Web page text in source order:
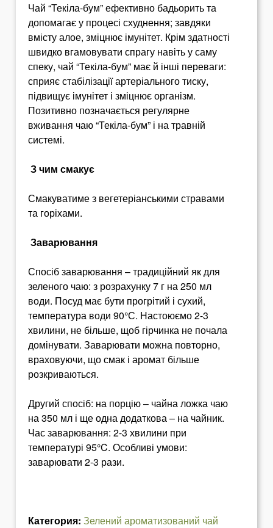
Чай “Текіла-бум” ефективно бадьорить та
допомагає у процесі схуднення; завдяки
вмісту алое, зміцнює імунітет. Крім здатності
швидко вгамовувати спрагу навіть у саму
спеку, чай “Текіла-бум” має й інші переваги:
сприяє стабілізації артеріального тиску,
підвищує імунітет і зміцнює організм.
Позитивно позначається регулярне
вживання чаю “Текіла-бум” і на травній
системі.
З чим смакує
Смакуватиме з вегетеріанськими стравами
та горіхами.
Заварювання
Спосіб заварювання – традиційний як для
зеленого чаю: з розрахунку 7 г на 250 мл
води. Посуд має бути прогрітий і сухий,
температура води 90°С. Настоюємо 2-3
хвилини, не більше, щоб гірчинка не почала
домінувати. Заварювати можна повторно,
враховуючи, що смак і аромат більше
розкриваються.
Другий спосіб: на порцію – чайна ложка чаю
на 350 мл і ще одна додаткова – на чайник.
Час заварювання: 2-3 хвилини при
температурі 95°C. Особливі умови:
заварювати 2-3 рази.
Категория: Зелений ароматизований чай